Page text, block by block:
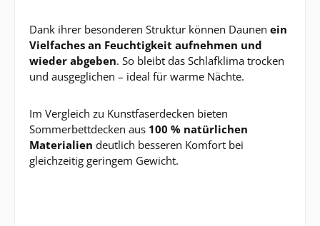
Dank ihrer besonderen Struktur können Daunen ein
Vielfaches an Feuchtigkeit aufnehmen und
wieder abgeben. So bleibt das Schlafklima trocken
und ausgeglichen – ideal für warme Nächte.
Im Vergleich zu Kunstfaserdecken bieten
Sommerbettdecken aus 100 % natürlichen
Materialien deutlich besseren Komfort bei
gleichzeitig geringem Gewicht.